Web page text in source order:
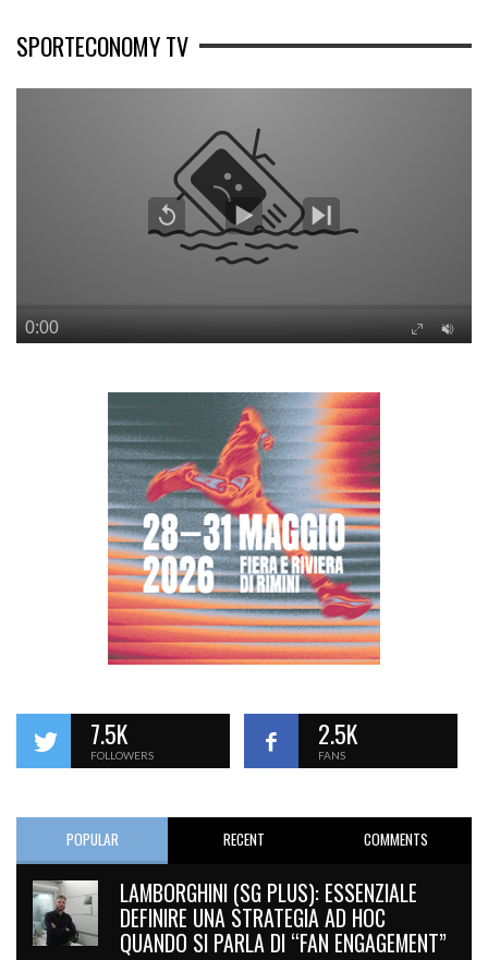
SPORTECONOMY TV
7.5K
FOLLOWERS
2.5K
FANS
POPULAR RECENT COMMENTS
LAMBORGHINI (SG PLUS): ESSENZIALE
DEFINIRE UNA STRATEGIA AD HOC
QUANDO SI PARLA DI “FAN ENGAGEMENT”